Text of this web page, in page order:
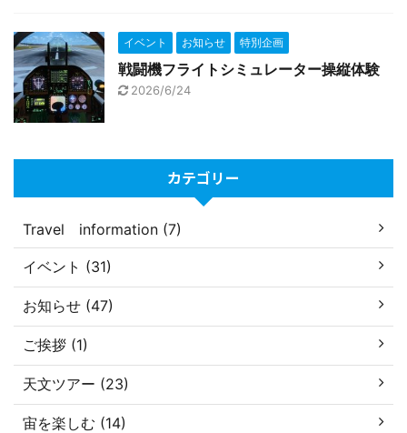
イベント お知らせ 特別企画
戦闘機フライトシミュレーター操縦体験
2026/6/24
カテゴリー
Travel information (7)
イベント (31)
お知らせ (47)
ご挨拶 (1)
天文ツアー (23)
宙を楽しむ (14)